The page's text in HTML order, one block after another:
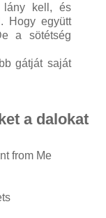
lány kell, és
Hogy együtt
a sötétség
gátját saját
a dalokat
from Me